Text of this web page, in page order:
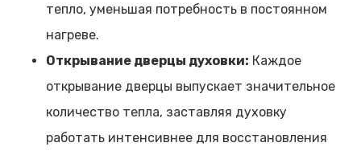
тепло, уменьшая потребность в постоянном
нагреве.
Открывание дверцы духовки: Каждое
открывание дверцы выпускает значительное
количество тепла, заставляя духовку
работать интенсивнее для восстановления